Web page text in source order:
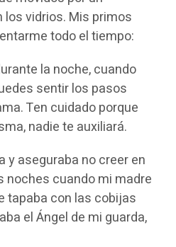
los vidrios. Mis primos
todo el tiempo:
la noche, cuando
sentir los pasos
Ten cuidado porque
nadie te auxiliará.
y aseguraba no creer en
noches cuando mi madre
tapaba con las cobijas
el Ángel de mi guarda,